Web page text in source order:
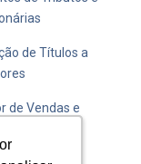
de Títulos a
de Vendas e